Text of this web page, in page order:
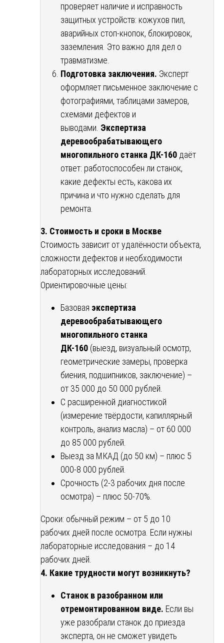
проверяет наличие и исправность
защитных устройств: кожухов пил,
аварийных стоп-кнопок, блокировок,
заземления. Это важно для дел о
травматизме.
Подготовка заключения. Эксперт
оформляет письменное заключение с
фотографиями, таблицами замеров,
схемами дефектов и
выводами. Экспертиза
деревообрабатывающего
многопильного станка ДК-160 даёт
ответ: работоспособен ли станок,
какие дефекты есть, какова их
причина и что нужно сделать для
ремонта.
3. Стоимость и сроки в Москве
Стоимость зависит от удалённости объекта,
сложности дефектов и необходимости
лабораторных исследований.
Ориентировочные цены:
Базовая экспертиза
деревообрабатывающего
многопильного станка
ДК-160 (выезд, визуальный осмотр,
геометрические замеры, проверка
биения, подшипников, заключение) –
от 35 000 до 50 000 рублей.
С расширенной диагностикой
(измерение твёрдости, капиллярный
контроль, анализ масла) – от 60 000
до 85 000 рублей.
Выезд за МКАД (до 50 км) – плюс 5
000-8 000 рублей.
Срочность (2-3 рабочих дня после
осмотра) – плюс 50-70%.
Сроки: обычный режим – от 5 до 10
рабочих дней после осмотра. Если нужны
лабораторные исследования – до 14
рабочих дней.
4. Какие трудности могут возникнуть?
Станок в разобранном или
отремонтированном виде. Если вы
уже разобрали станок до приезда
эксперта, он не сможет увидеть